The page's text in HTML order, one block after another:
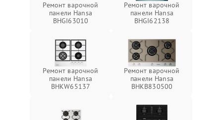
Ремонт варочной
панели Hansa
BHGI63010
Ремонт варочной
панели Hansa
BHGI62138
Ремонт варочной
панели Hansa
BHKW65137
Ремонт варочной
панели Hansa
BHKB830500